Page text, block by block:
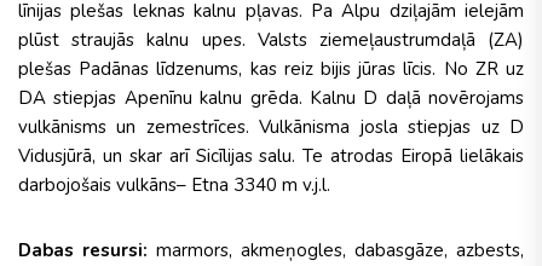
līnijas plešas leknas kalnu pļavas. Pa Alpu dziļajām ielejām
plūst straujās kalnu upes. Valsts ziemeļaustrumdaļā (ZA)
plešas Padānas līdzenums, kas reiz bijis jūras līcis. No ZR uz
DA stiepjas Apenīnu kalnu grēda. Kalnu D daļā novērojams
vulkānisms un zemestrīces. Vulkānisma josla stiepjas uz D
Vidusjūrā, un skar arī Sicīlijas salu. Te atrodas Eiropā lielākais
darbojošais vulkāns– Etna 3340 m v.j.l.
Dabas resursi: marmors, akmeņogles, dabasgāze, azbests,